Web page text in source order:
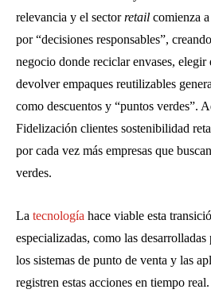
relevancia y el sectorretail comienza
por “decisiones responsables”,
negocio donde reciclar envases, elegir
devolver empaques reutilizables
como descuentos y “puntos verdes”.
Fidelización clientes sostenibilidad
por cada vez más empresas que
verdes.
La tecnología hace viable esta
especializadas, como las desarrolladas
los sistemas de punto de venta y las
registren estas acciones en tiempo